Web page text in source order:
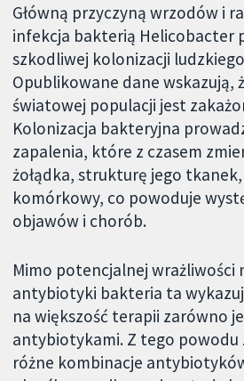
Główną przyczyną wrzodów i
infekcja bakterią Helicobacter
szkodliwej kolonizacji
Opublikowane dane wskazują,
światowej populacji jest
Kolonizacja bakteryjna
zapalenia, które z czasem
żołądka, strukturę jego
komórkowy, co powoduje
objawów i chorób.
Mimo potencjalnej wrażliwości
antybiotyki bakteria ta
na większość terapii zarówno
antybiotykami. Z tego powodu
różne kombinacje